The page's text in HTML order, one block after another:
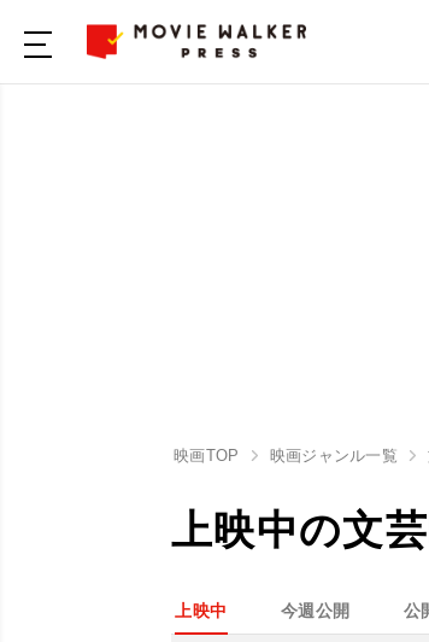
映画TOP 映画ジャンル一覧
上映中の文
上映中 今週公開 公